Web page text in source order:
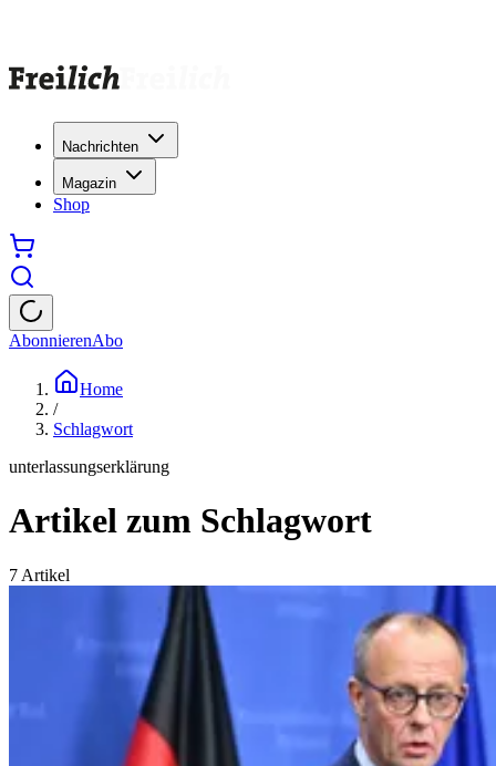
Nachrichten
Magazin
Shop
AbonnierenAbo
Home
/
Schlagwort
unterlassungserklärung
Artikel zum Schlagwort
7 Artikel